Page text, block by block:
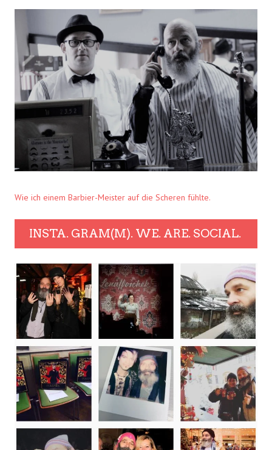
Wie ich einem Barbier-Meister auf die Scheren fühlte.
INSTA. GRAM(M). WE. ARE. SOCIAL.